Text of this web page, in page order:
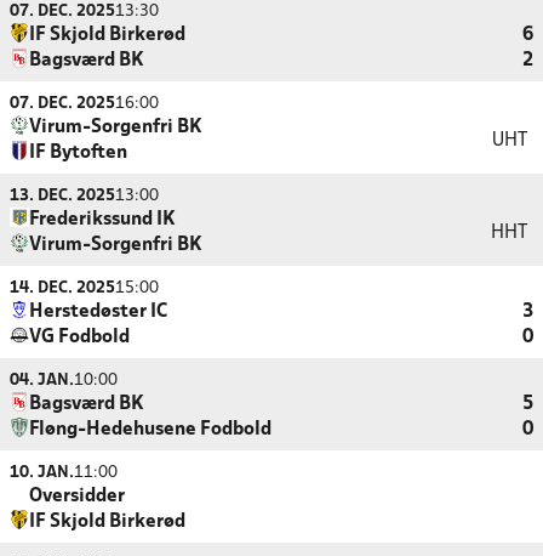
07. DEC. 202513:30
IF Skjold Birkerød
6
Bagsværd BK
2
07. DEC. 202516:00
Virum-Sorgenfri BK
IF Bytoften
UHT
13. DEC. 202513:00
Frederikssund IK
Virum-Sorgenfri BK
HHT
14. DEC. 202515:00
Herstedøster IC
3
VG Fodbold
0
04. JAN.10:00
Bagsværd BK
5
Fløng-Hedehusene Fodbold
0
10. JAN.11:00
Oversidder
IF Skjold Birkerød